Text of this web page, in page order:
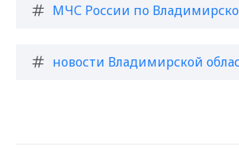
МЧС России по
новости Владимирской